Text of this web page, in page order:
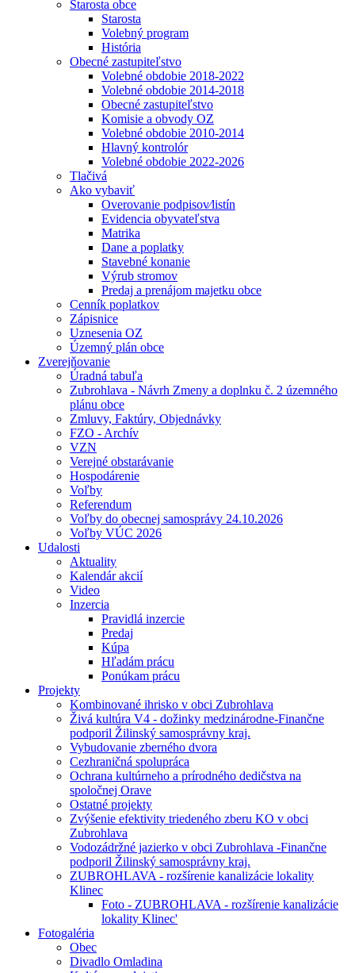
Starosta obce
Starosta
Volebný program
História
Obecné zastupiteľstvo
Volebné obdobie 2018-2022
Volebné obdobie 2014-2018
Obecné zastupiteľstvo
Komisie a obvody OZ
Volebné obdobie 2010-2014
Hlavný kontrolór
Volebné obdobie 2022-2026
Tlačivá
Ako vybaviť
Overovanie podpisov⁄listín
Evidencia obyvateľstva
Matrika
Dane a poplatky
Stavebné konanie
Výrub stromov
Predaj a prenájom majetku obce
Cenník poplatkov
Zápisnice
Uznesenia OZ
Územný plán obce
Zverejňovanie
Úradná tabuľa
Zubrohlava - Návrh Zmeny a doplnku č. 2 územného
plánu obce
Zmluvy, Faktúry, Objednávky
FZO - Archív
VZN
Verejné obstarávanie
Hospodárenie
Voľby
Referendum
Voľby do obecnej samosprávy 24.10.2026
Voľby VÚC 2026
Udalosti
Aktuality
Kalendár akcií
Video
Inzercia
Pravidlá inzercie
Predaj
Kúpa
Hľadám prácu
Ponúkam prácu
Projekty
Kombinované ihrisko v obci Zubrohlava
Živá kultúra V4 - dožinky medzinárodne-Finančne
podporil Žilinský samosprávny kraj.
Vybudovanie zberného dvora
Cezhraničná spolupráca
Ochrana kultúrneho a prírodného dedičstva na
spoločnej Orave
Ostatné projekty
Zvýšenie efektivity triedeného zberu KO v obci
Zubrohlava
Vodozádržné jazierko v obci Zubrohlava -Finančne
podporil Žilinský samosprávny kraj.
ZUBROHLAVA - rozšírenie kanalizácie lokality
Klinec
Foto - ZUBROHLAVA - rozšírenie kanalizácie
lokality Klinec'
Fotogaléria
Obec
Divadlo Omladina